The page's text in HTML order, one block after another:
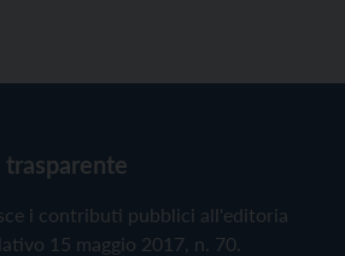
i contributi pubblici all'editoria
15 maggio 2017, n. 70.